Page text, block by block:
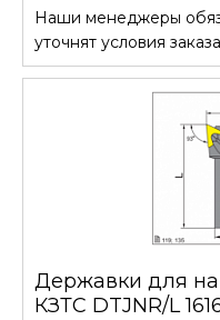
Наши менеджеры
уточнят условия заказа
Державки для
КЗТС DTJNR/L